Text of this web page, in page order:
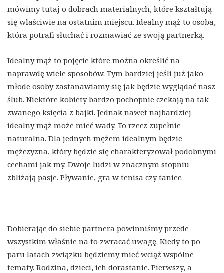
mówimy tutaj o dobrach materialnych, które kształtują
się wlaściwie na ostatnim miejscu. Idealny mąż to osoba,
która potrafi słuchać i rozmawiać ze swoją partnerką.
Idealny mąż to pojęcie które można określić na
naprawdę wiele sposobów. Tym bardziej jeśli już jako
młode osoby zastanawiamy się jak będzie wyglądać nasz
ślub. Niektóre kobiety bardzo pochopnie czekają na tak
zwanego księcia z bajki. Jednak nawet najbardziej
idealny mąż może mieć wady. To rzecz zupełnie
naturalna. Dla jednych mężem idealnym będzie
mężczyzna, który będzie się charakteryzował podobnymi
cechami jak my. Dwoje ludzi w znacznym stopniu
zbliżają pasje. Pływanie, gra w tenisa czy taniec.
Dobierając do siebie partnera powinniśmy przede
wszystkim właśnie na to zwracać uwagę. Kiedy to po
paru latach związku będziemy mieć wciąż wspólne
tematy. Rodzina, dzieci, ich dorastanie. Pierwszy, a